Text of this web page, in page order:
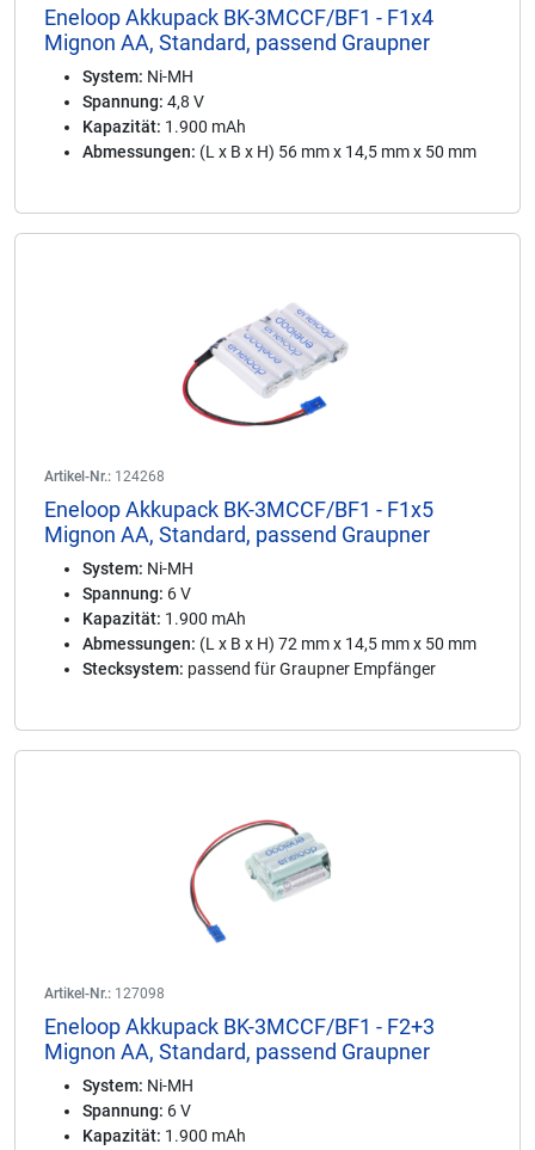
Eneloop Akkupack BK-3MCCF/BF1 - F1x4
Mignon AA, Standard, passend Graupner
System: Ni-MH
Spannung: 4,8 V
Kapazität: 1.900 mAh
Abmessungen: (L x B x H) 56 mm x 14,5 mm x 50 mm
Artikel-Nr.: 124268
Eneloop Akkupack BK-3MCCF/BF1 - F1x5
Mignon AA, Standard, passend Graupner
System: Ni-MH
Spannung: 6 V
Kapazität: 1.900 mAh
Abmessungen: (L x B x H) 72 mm x 14,5 mm x 50 mm
Stecksystem: passend für Graupner Empfänger
Artikel-Nr.: 127098
Eneloop Akkupack BK-3MCCF/BF1 - F2+3
Mignon AA, Standard, passend Graupner
System: Ni-MH
Spannung: 6 V
Kapazität: 1.900 mAh